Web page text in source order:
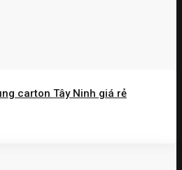
carton Tây Ninh giá rẻ